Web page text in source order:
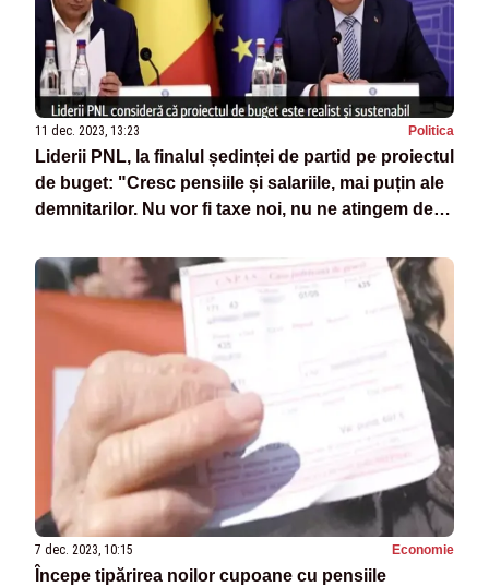
11 dec. 2023, 13:23 Politica
Liderii PNL, la finalul ședinței de partid pe proiectul
de buget: "Cresc pensiile și salariile, mai puțin ale
demnitarilor. Nu vor fi taxe noi, nu ne atingem de
7 dec. 2023, 10:15 Economie
Începe tipărirea noilor cupoane cu pensiile